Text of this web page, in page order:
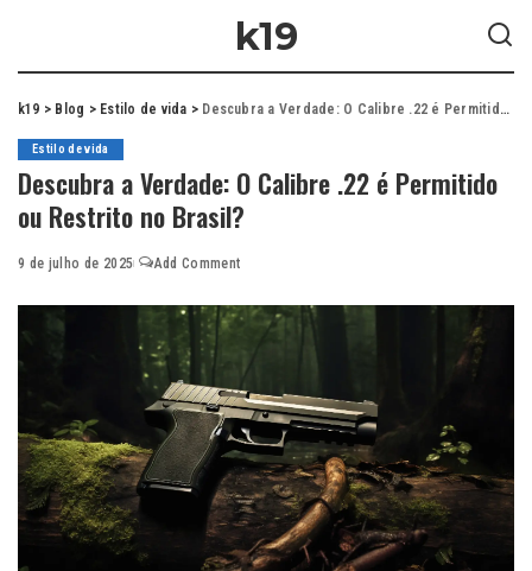
k19
k19 > Blog > Estilo de vida > Descubra a Verdade: O Calibre .22 é Permitido ou Restrito no Brasil?
Estilo de vida
Descubra a Verdade: O Calibre .22 é Permitido
ou Restrito no Brasil?
9 de julho de 2025 Add Comment